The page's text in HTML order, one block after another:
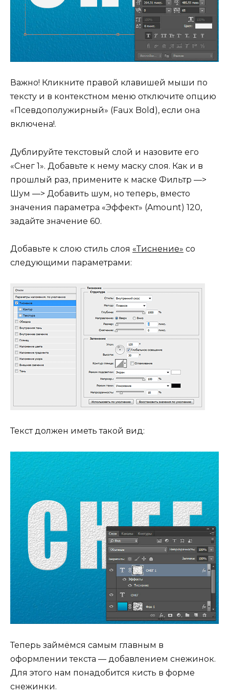
Важно! Кликните правой клавишей мыши по
тексту и в контекстном меню отключите опцию
«Псевдополужирный» (Faux Bold), если она
включена!.
Дублируйте текстовый слой и назовите его
«Снег 1». Добавьте к нему маску слоя. Как и в
прошлый раз, примените к маске Фильтр —>
Шум —> Добавить шум, но теперь, вместо
значения параметра «Эффект» (Amount) 120,
задайте значение 60.
Добавьте к слою стиль слоя «Тиснение» со
следующими параметрами:
Текст должен иметь такой вид:
Теперь займёмся самым главным в
оформлении текста — добавлением снежинок.
Для этого нам понадобится кисть в форме
снежинки.